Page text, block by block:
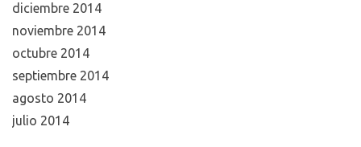
diciembre 2014
noviembre 2014
octubre 2014
septiembre 2014
agosto 2014
julio 2014